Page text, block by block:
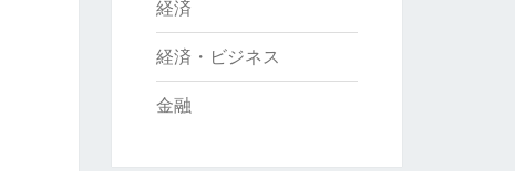
経済
経済・ビジネス
金融